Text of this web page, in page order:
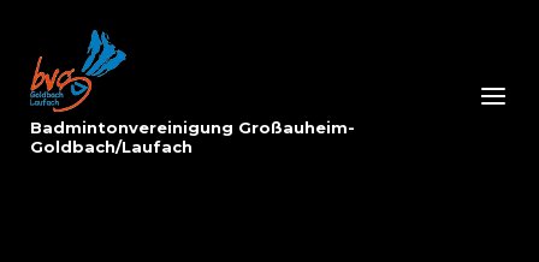
content
Badmintonvereinigung Großauheim-
Goldbach/Laufach
Menu